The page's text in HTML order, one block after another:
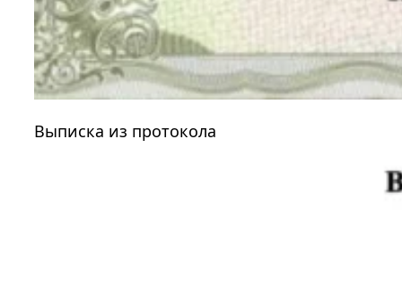
Выписка из протокола